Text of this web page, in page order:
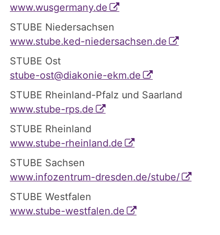
www.wusgermany.de
STUBE Niedersachsen
www.stube.ked-niedersachsen.de
STUBE Ost
stube-ost@diakonie-ekm.de
STUBE Rheinland-Pfalz und Saarland
www.stube-rps.de
STUBE Rheinland
www.stube-rheinland.de
STUBE Sachsen
www.infozentrum-dresden.de/stube/
STUBE Westfalen
www.stube-westfalen.de